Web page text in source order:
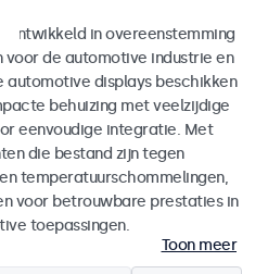
ontwikkeld in overeenstemming
voor de automotive industrie en
automotive displays beschikken
behuizing met veelzijdige
eenvoudige integratie. Met
die bestand zijn tegen
temperatuurschommelingen,
voor betrouwbare prestaties in
toepassingen.
Toon meer